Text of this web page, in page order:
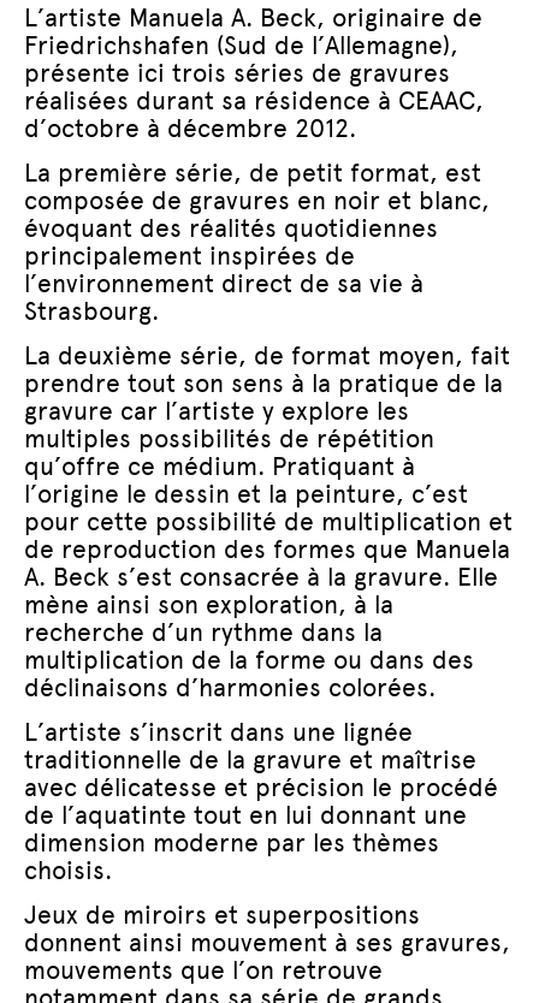
L’artiste Manuela A. Beck, originaire de
Friedrichshafen (Sud de l’Allemagne),
présente ici trois séries de gravures
réalisées durant sa résidence à CEAAC,
d’octobre à décembre 2012.
La première série, de petit format, est
composée de gravures en noir et blanc,
évoquant des réalités quotidiennes
principalement inspirées de
l’environnement direct de sa vie à
Strasbourg.
La deuxième série, de format moyen, fait
prendre tout son sens à la pratique de la
gravure car l’artiste y explore les
multiples possibilités de répétition
qu’offre ce médium. Pratiquant à
l’origine le dessin et la peinture, c’est
pour cette possibilité de multiplication et
de reproduction des formes que Manuela
A. Beck s’est consacrée à la gravure. Elle
mène ainsi son exploration, à la
recherche d’un rythme dans la
multiplication de la forme ou dans des
déclinaisons d’harmonies colorées.
L’artiste s’inscrit dans une lignée
traditionnelle de la gravure et maîtrise
avec délicatesse et précision le procédé
de l’aquatinte tout en lui donnant une
dimension moderne par les thèmes
choisis.
Jeux de miroirs et superpositions
donnent ainsi mouvement à ses gravures,
mouvements que l’on retrouve